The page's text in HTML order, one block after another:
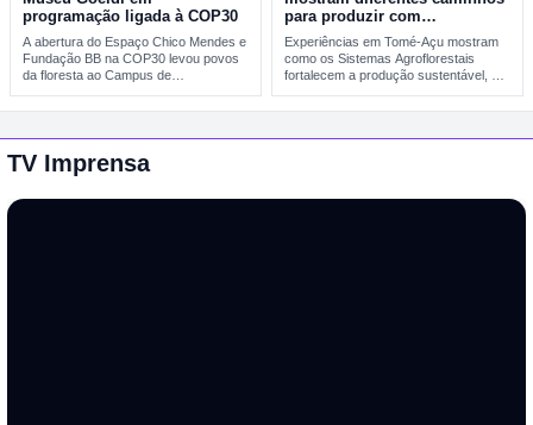
programação ligada à COP30
A abertura do Espaço Chico Mendes e
Fundação BB na COP30 levou povos
da floresta ao Campus de…
para produzir com
sustentabilidade
Experiências em Tomé-Açu mostram
como os Sistemas Agroflorestais
fortalecem a produção sustentável, a
TV Imprensa